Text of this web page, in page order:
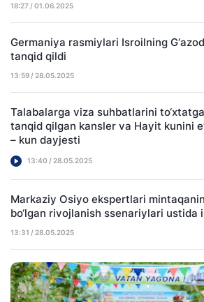
18:27 / 01.06.2025
Germaniya rasmiylari Isroilning
tanqid qildi
13:59 / 28.05.2025
Talabalarga viza suhbatlarini
tanqid qilgan kansler va Hayit kunini
– kun dayjesti
13:40 / 28.05.2025
Markaziy Osiyo ekspertlari
bo‘lgan rivojlanish ssenariylari ustida
13:31 / 28.05.2025